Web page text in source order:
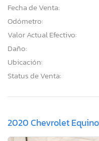
Fecha de Venta:
Odómetro:
Valor Actual Efectivo:
Daño:
Ubicación:
Status de Venta:
2020 Chevrolet